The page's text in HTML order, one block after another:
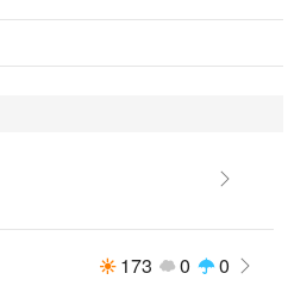
173 0 0